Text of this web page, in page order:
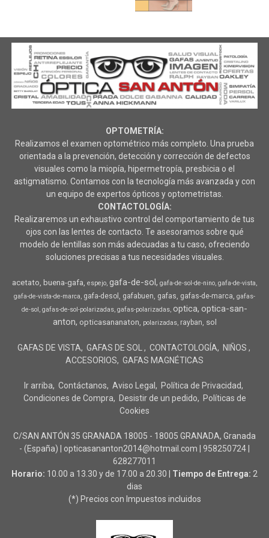
OPTOMETRÍA:
Realizamos el examen optométrico más completo. Una prueba
orientada a la prevención, detección y corrección de defectos
visuales como la miopía, hipermetropía, presbicia o el
astigmatismo. Contamos con la tecnología más avanzada y con
un equipo de expertos ópticos y optometristas.
CONTACTOLOGÍA:
Realizaremos un exhaustivo control del comportamiento de tus
ojos con las lentes de contacto. Te asesoramos sobre qué
modelo de lentillas son más adecuadas a tu caso, ofreciendo
soluciones precisas a tus necesidades visuales.
acetato buena-gafa espejo gafa-de-sol gafa-de-sol-de-nino gafa-de-vista
gafa-de-vista-de-marca gafa-desol gafabuen gafas gafas-de-marca gafas-
de-sol
gafas-de-sol-polarizadas gafas-polarizadas optica optica-san-
anton opticasananaton polarizadas rayban sol
GAFAS DE VISTA GAFAS DE SOL CONTACTOLOGÍA
NIÑOS
ACCESORIOS
GAFAS MAGNÉTICAS
Ir arriba Contáctanos Aviso Legal
Política de Privacidad
Condiciones de Compra
Desistir de un pedido
Políticas de
Cookies
C/SAN ANTÓN 35 GRANADA 18005 - 18005 GRANADA, Granada
- (España) | opticasananton2014@hotmail.com | 958250724
628277011
Horario: 10.00 a 13.30 y de 17.00 a 20.30 | Tiempo de Entrega: 2
dias
(*) Precios con Impuestos incluidos